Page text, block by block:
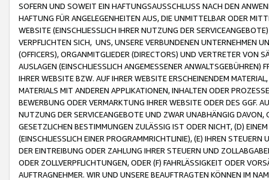
SOFERN UND SOWEIT EIN HAFTUNGSAUSSCHLUSS NACH DEN
HAFTUNG FÜR ANGELEGENHEITEN AUS, DIE UNMITTELBAR ODER
WEBSITE (EINSCHLIESSLICH IHRER NUTZUNG DER
VERPFLICHTEN SICH, UNS, UNSERE VERBUNDENEN UNTERNEHMEN
(OFFICERS), ORGANMITGLIEDER (DIRECTORS) UND VERTRETER VON
AUSLAGEN (EINSCHLIESSLICH ANGEMESSENER
IHRER WEBSITE BZW. AUF IHRER WEBSITE ERSCHEINENDEM
MATERIALS MIT ANDEREN APPLIKATIONEN, INHALTEN ODER
BEWERBUNG ODER VERMARKTUNG IHRER WEBSITE ODER DES GGF.
NUTZUNG DER SERVICEANGEBOTE UND ZWAR UNABHÄNGIG
GESETZLICHEN BESTIMMUNGEN ZULÄSSIG IST ODER NICHT, (D)
(EINSCHLIESSLICH EINER PROGRAMMRICHTLINIE), (E) IHREN
DER EINTREIBUNG ODER ZAHLUNG IHRER STEUERN UND
ODER ZOLLVERPFLICHTUNGEN, ODER (F) FAHRLÄSSIGKEIT ODER
AUFTRAGNEHMER. WIR UND UNSERE BEAUFTRAGTEN KÖNNEN IM